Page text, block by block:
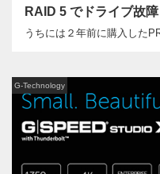
RAID 5 でドライブ故障
うちには２年前に購入した
G-Technology